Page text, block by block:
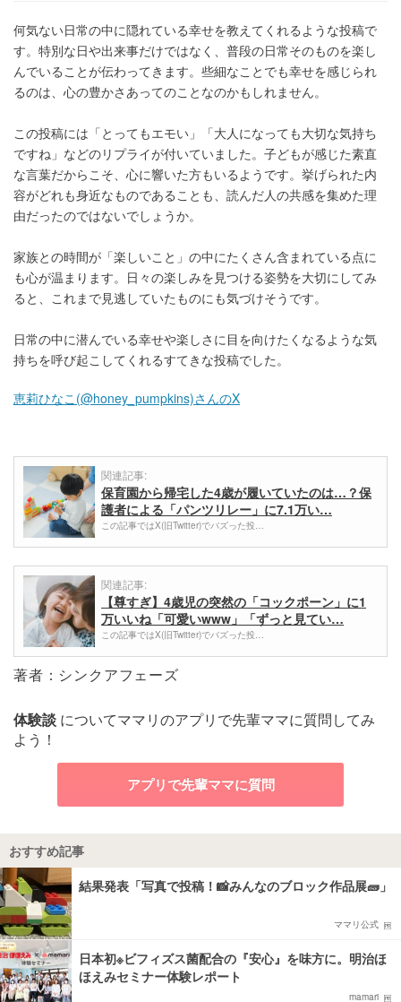
何気ない日常の中に隠れている幸せを教えてくれるような投稿で
す。特別な日や出来事だけではなく、普段の日常そのものを楽し
んでいることが伝わってきます。些細なことでも幸せを感じられ
るのは、心の豊かさあってのことなのかもしれません。
この投稿には「とってもエモい」「大人になっても大切な気持ち
ですね」などのリプライが付いていました。子どもが感じた素直
な言葉だからこそ、心に響いた方もいるようです。挙げられた内
容がどれも身近なものであることも、読んだ人の共感を集めた理
由だったのではないでしょうか。
家族との時間が「楽しいこと」の中にたくさん含まれている点に
も心が温まります。日々の楽しみを見つける姿勢を大切にしてみ
ると、これまで見逃していたものにも気づけそうです。
日常の中に潜んでいる幸せや楽しさに目を向けたくなるような気
持ちを呼び起こしてくれるすてきな投稿でした。
恵莉ひなこ(@honey_pumpkins)さんのX
関連記事:
保育園から帰宅した4歳が履いていたのは…？保
護者による「パンツリレー」に7.1万い…
この記事ではX(旧Twitter)でバズった投…
関連記事:
【尊すぎ】4歳児の突然の「コックポーン」に1
万いいね「可愛いwww」「ずっと見てい…
この記事ではX(旧Twitter)でバズった投…
著者：シンクアフェーズ
体験談 についてママリのアプリで先輩ママに質問してみ
よう！
アプリで先輩ママに質問
おすすめ記事
結果発表「写真で投稿！📸みんなのブロック作品展🧱」
ママリ公式
日本初※ビフィズス菌配合の『安心』を味方に。明治ほ
ほえみセミナー体験レポート
mamari